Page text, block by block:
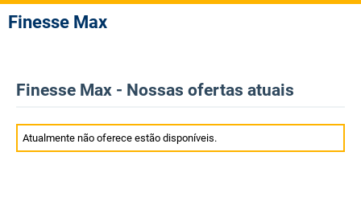
Finesse Max
Finesse Max - Nossas ofertas atuais
Atualmente não oferece estão disponíveis.